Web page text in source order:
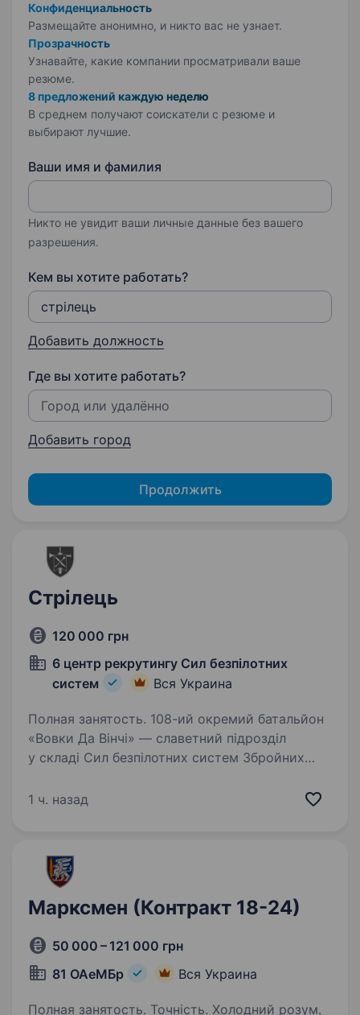
Конфиденциальность
Размещайте анонимно, и никто вас не узнает.
Прозрачность
Узнавайте, какие компании просматривали ваше
резюме.
8 предложений каждую неделю
В среднем получают соискатели с резюме и
выбирают лучшие.
Ваши имя и фамилия
Никто не увидит ваши личные данные без вашего
разрешения.
Кем вы хотите работать?
Добавить должность
Где вы хотите работать?
Добавить город
Продолжить
Стрілець
120 000 грн
6 центр рекрутингу Сил безпілотних
систем
Вся Украина
Полная занятость. 108-ий окремий батальйон
«Вовки Да Вінчі» — славетний підрозділ
у складі Сил безпілотних систем Збройних
Дмитром Коцюбайлом на початку війни у 2014
1 ч. назад
Марксмен (Контракт 18-24)
50 000 – 121 000 грн
81 ОАеМБр
Вся Украина
Полная занятость. Точність. Холодний розум.